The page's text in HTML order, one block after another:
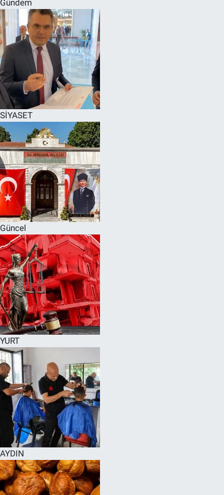
Gündem
SİYASET
Güncel
YURT
AYDIN
SPOR
RESMİ İLANLAR